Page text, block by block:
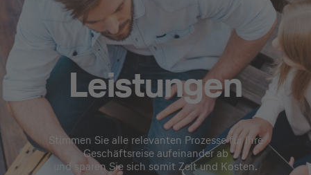
Leistungen
Stimmen Sie alle relevanten Prozesse für Ihre
Geschäftsreise aufeinander ab
und sparen Sie sich somit Zeit und Kosten.